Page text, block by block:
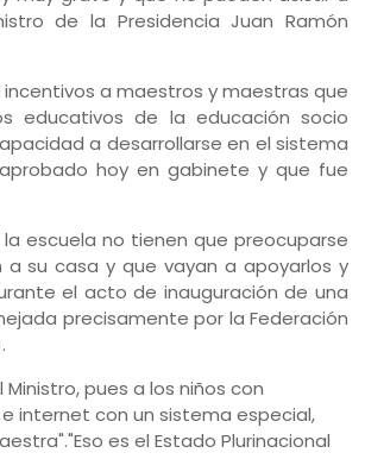
de la Presidencia Juan Ramón
a maestros y maestras que
educativos de la educación socio
a desarrollarse en el sistema
hoy en gabinete y que fue
escuela no tienen que preocuparse
su casa y que vayan a apoyarlos y
el acto de inauguración de una
precisamente por la Federación
pues a los niños con
internet con un sistema especial,
es el Estado Plurinacional